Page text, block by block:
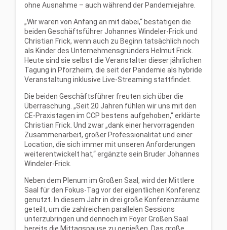
ohne Ausnahme – auch während der Pandemiejahre.
„Wir waren von Anfang an mit dabei,“ bestätigen die
beiden Geschäftsführer Johannes Windeler-Frick und
Christian Frick, wenn auch zu Beginn tatsächlich noch
als Kinder des Unternehmensgründers Helmut Frick.
Heute sind sie selbst die Veranstalter dieser jährlichen
Tagung in Pforzheim, die seit der Pandemie als hybride
Veranstaltung inklusive Live-Streaming stattfindet.
Die beiden Geschäftsführer freuten sich über die
Überraschung. „Seit 20 Jahren fühlen wir uns mit den
CE-Praxistagen im CCP bestens aufgehoben,“ erklärte
Christian Frick. Und zwar „dank einer hervorragenden
Zusammenarbeit, großer Professionalität und einer
Location, die sich immer mit unseren Anforderungen
weiterentwickelt hat,“ ergänzte sein Bruder Johannes
Windeler-Frick.
Neben dem Plenum im Großen Saal, wird der Mittlere
Saal für den Fokus-Tag vor der eigentlichen Konferenz
genutzt. In diesem Jahr in drei große Konferenzräume
geteilt, um die zahlreichen parallelen Sessions
unterzubringen und dennoch im Foyer Großen Saal